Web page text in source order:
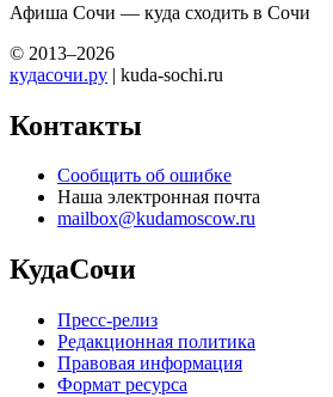
Афиша Сочи — куда сходить в Сочи
© 2013–2026
кудасочи.ру | kuda-sochi.ru
Контакты
Сообщить об ошибке
Наша электронная почта
mailbox@kudamoscow.ru
КудаСочи
Пресс-релиз
Редакционная политика
Правовая информация
Формат ресурса